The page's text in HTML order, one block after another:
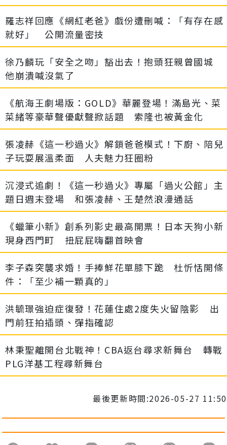
羅志祥回應《網紅老爸》戲份遭刪喊：「有存在感
就好」 公開流量密技
徐乃麟玩「安全之吻」豁出去！抱頭狂親曾國城
他崩潰喊沒氣了
《航海王劇場版：GOLD》華麗登場！滿島光、菜
菜緒等豪華聲優獻聲掀話題 索隆也被黃金化
張凌赫《這一秒過火》解鎖爸爸模式！下廚、陪兒
子玩耍展溫柔面 人夫魅力狂圈粉
沉浸式追劇！《這一秒過火》專屬「過火公館」主
題日週末登場 和張凌赫、王楚然浪漫通話
《蠟筆小新》創系列影史最高開票！日本天狗小新
現身西門町 扭屁屁嗨翻首映會
李子森突襲求婚！手捧鮮花單膝下跪 杜忻恬開條
件：「至少補一顆真的」
洪毓璟強迫症復發！花蓮住處2度失火留陰影 出
門前狂拍插頭、彈指確認
林秉聖離開台北戰神！CBA返台尋求新舞台 轉戰
PLG洋基工程尋新舞台
最後更新時間:2026-05-27 11:50